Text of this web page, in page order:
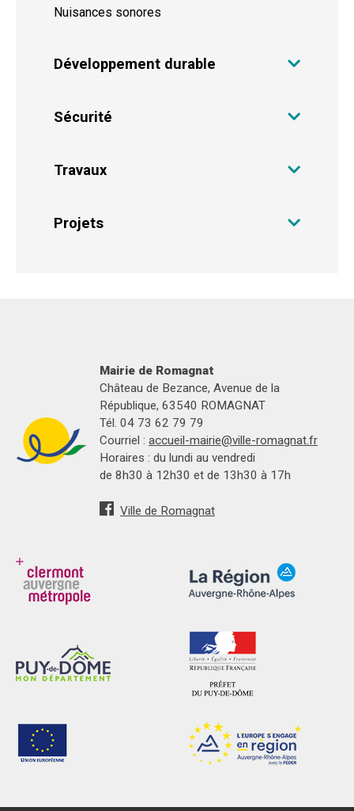
Nuisances sonores
Développement durable
Sécurité
Travaux
Projets
Mairie de Romagnat
Château de Bezance, Avenue de la
République, 63540 ROMAGNAT
Tél. 04 73 62 79 79
Courriel : accueil-mairie@ville-romagnat.fr
Horaires : du lundi au vendredi
de 8h30 à 12h30 et de 13h30 à 17h
Ville de Romagnat